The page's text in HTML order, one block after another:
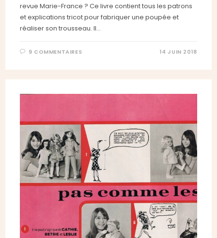
revue Marie-France ? Ce livre contient tous les patrons
et explications tricot pour fabriquer une poupée et
réaliser son trousseau. Il…
9 COMMENTAIRES 14 JUIN 2018